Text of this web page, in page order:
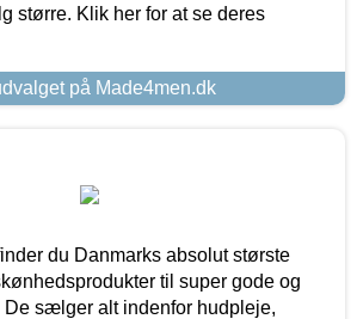
større. Klik her for at se deres
på Made4men.dk
du Danmarks absolut største
til super gode og
De sælger alt indenfor hudpleje,